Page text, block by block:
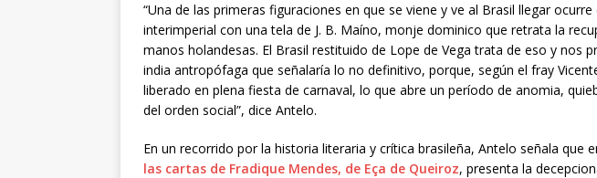
“Una de las primeras figuraciones en que se viene y ve al Brasil llegar
interimperial con una tela de J. B. Maíno, monje dominico que retrata la
manos holandesas. El Brasil restituido de Lope de Vega trata de eso y nos
india antropófaga que señalaría lo no definitivo, porque, según el fray
liberado en plena fiesta de carnaval, lo que abre un período de anomia,
del orden social”, dice Antelo.
En un recorrido por la historia literaria y crítica brasileña, Antelo señala que
las cartas de Fradique Mendes, de Eça de Queiroz, presenta la